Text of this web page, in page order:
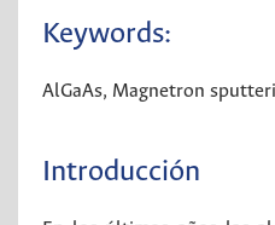
Keywords:
AlGaAs, Magnetron
Introducción